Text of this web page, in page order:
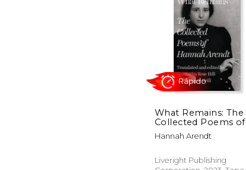
15%
Rápido
What Remains: The
Collected Poems of
Hannah Arendt (en
Inglés)
Hannah Arendt
Liveright Publishing